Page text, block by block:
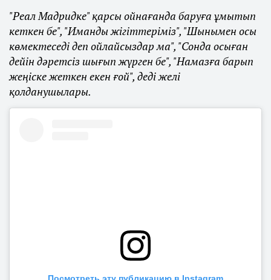
"Реал Мадридке" қарсы ойнағанда баруға ұмытып
кеткен бе", "Иманды жігіттеріміз", "Шынымен осы
көмектеседі деп ойлайсыздар ма", "Сонда осыған
дейін дәретсіз шығып жүрген бе", "Намазға барып
жеңіске жеткен екен ғой", деді желі
қолданушылары.
Посмотреть эту публикацию в Instagram